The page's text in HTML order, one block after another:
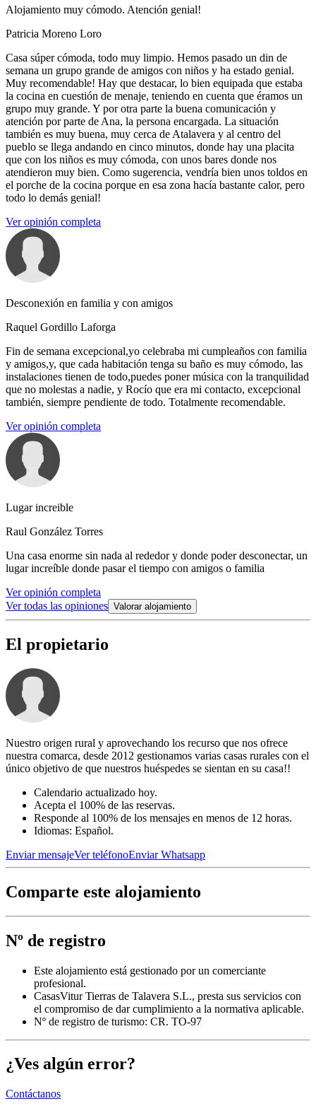
Alojamiento muy cómodo. Atención genial!
Patricia Moreno Loro
Casa súper cómoda, todo muy limpio. Hemos pasado un din de
semana un grupo grande de amigos con niños y ha estado genial.
Muy recomendable! Hay que destacar, lo bien equipada que estaba
la cocina en cuestión de menaje, teniendo en cuenta que éramos un
grupo muy grande. Y por otra parte la buena comunicación y
atención por parte de Ana, la persona encargada. La situación
también es muy buena, muy cerca de Atalavera y al centro del
pueblo se llega andando en cinco minutos, donde hay una placita
que con los niños es muy cómoda, con unos bares donde nos
atendieron muy bien. Como sugerencia, vendría bien unos toldos en
el porche de la cocina porque en esa zona hacía bastante calor, pero
todo lo demás genial!
Ver opinión completa
Desconexión en familia y con amigos
Raquel Gordillo Laforga
Fin de semana excepcional,yo celebraba mi cumpleaños con familia
y amigos,y, que cada habitación tenga su baño es muy cómodo, las
instalaciones tienen de todo,puedes poner música con la tranquilidad
que no molestas a nadie, y Rocío que era mi contacto, excepcional
también, siempre pendiente de todo. Totalmente recomendable.
Ver opinión completa
Lugar increible
Raul González Torres
Una casa enorme sin nada al rededor y donde poder desconectar, un
lugar increíble donde pasar el tiempo con amigos o familia
Ver opinión completa
Ver todas las opiniones Valorar alojamiento
El propietario
Nuestro origen rural y aprovechando los recurso que nos ofrece
nuestra comarca, desde 2012 gestionamos varias casas rurales con el
único objetivo de que nuestros huéspedes se sientan en su casa!!
Calendario actualizado hoy.
Acepta el 100% de las reservas.
Responde al 100% de los mensajes en menos de 12 horas.
Idiomas: Español.
Enviar mensajeVer teléfonoEnviar Whatsapp
Comparte este alojamiento
Nº de registro
Este alojamiento está gestionado por un comerciante
profesional.
CasasVitur Tierras de Talavera S.L., presta sus servicios con
el compromiso de dar cumplimiento a la normativa aplicable.
Nº de registro de turismo: CR. TO-97
¿Ves algún error?
Contáctanos